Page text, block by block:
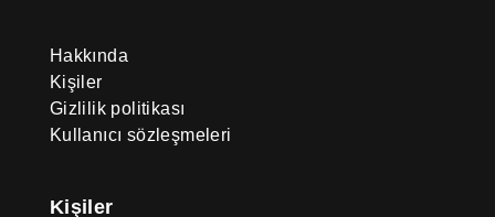
Hakkında
Kişiler
Gizlilik politikası
Kullanıcı sözleşmeleri
Kişiler